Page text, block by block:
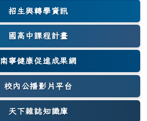
招生與轉學資訊
國高中課程計畫
南寧健康促進成果網
(另開新視窗)
校內公播影片平台
天下雜誌知識庫
(另開新視窗)